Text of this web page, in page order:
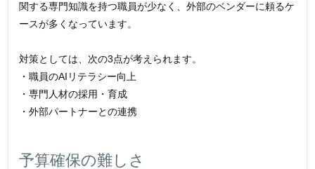
関する専門知識を持つ職員が少なく、外部のベンダーに頼るケ
ースが多くなっています。
対策としては、次の3点が考えられます。
・職員のAIリテラシー向上
・専門人材の採用・育成
・外部パートナーとの連携
予算確保の難しさ